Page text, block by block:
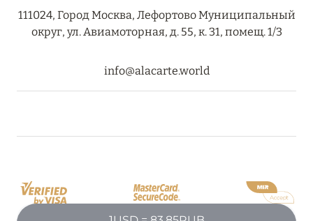
Подробнее
ONE&ONLY PORTONOVI: В АВГУСТЕ ПО
Подробнее
19 июля 2024
111024, Город Москва, Лефортово Муниципальный
округ, ул. Авиамоторная, д. 55, к. 31, помещ. 1/3
info@alacarte.world